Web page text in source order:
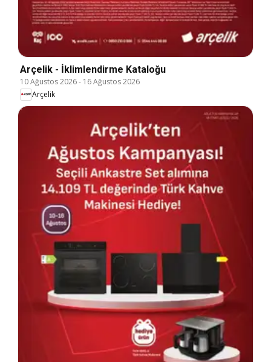
Arçelik - İklimlendirme Kataloğu
10 Ağustos 2026- 16 Ağustos 2026
Arçelik